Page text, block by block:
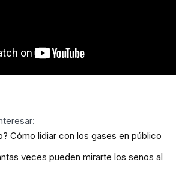
Cómo lidiar con los gases en público
veces pueden mirarte los senos al